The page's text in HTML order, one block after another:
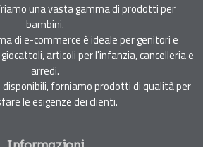
una vasta gamma di prodotti per
bambini.
di e-commerce è ideale per genitori e
articoli per l'infanzia, cancelleria e
arredi.
forniamo prodotti di qualità per
le esigenze dei clienti.